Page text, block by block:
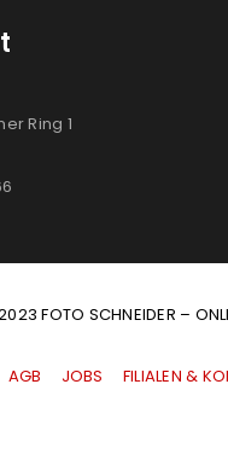
Ring 1
FOTO SCHNEIDER –
AGB JOBS FILIALEN &